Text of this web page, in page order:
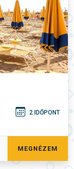
2 IDŐPONT
MEGNÉZEM